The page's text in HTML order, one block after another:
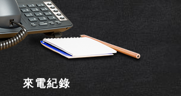
來電紀錄